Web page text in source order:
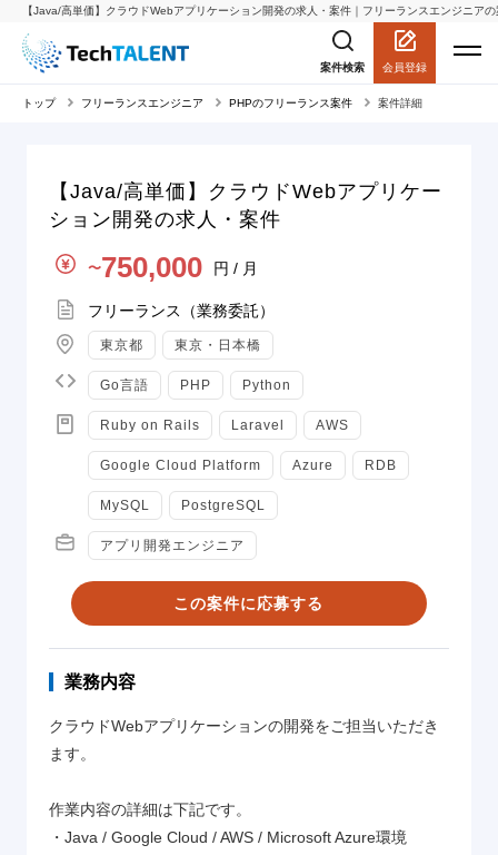
【Java/高単価】クラウドWebアプリケーション開発の求人・案件｜フリーランスエンジニア
案件検索 会員登録
トップ フリーランスエンジニア PHPのフリーランス案件 案件詳細
【Java/高単価】クラウドWebアプリケー
ション開発の求人・案件
単価
〜750,000 円 / 月
地域
東京都 東京・日本橋
フリーランス（業務委託）
言語
Go言語 PHP Python
スキル
Ruby on Rails Laravel AWS
Google Cloud Platform Azure RDB
MySQL PostgreSQL
職種
アプリ開発エンジニア
この案件に応募する
業務内容
クラウドWebアプリケーションの開発をご担当いただき
ます。
作業内容の詳細は下記です。
・Java / Google Cloud / AWS / Microsoft Azure環境